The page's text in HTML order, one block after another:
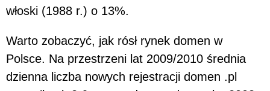
włoski (1988 r.) o 13%.
Warto zobaczyć, jak rósł rynek domen w
Polsce. Na przestrzeni lat 2009/2010 średnia
dzienna liczba nowych rejestracji domen .pl